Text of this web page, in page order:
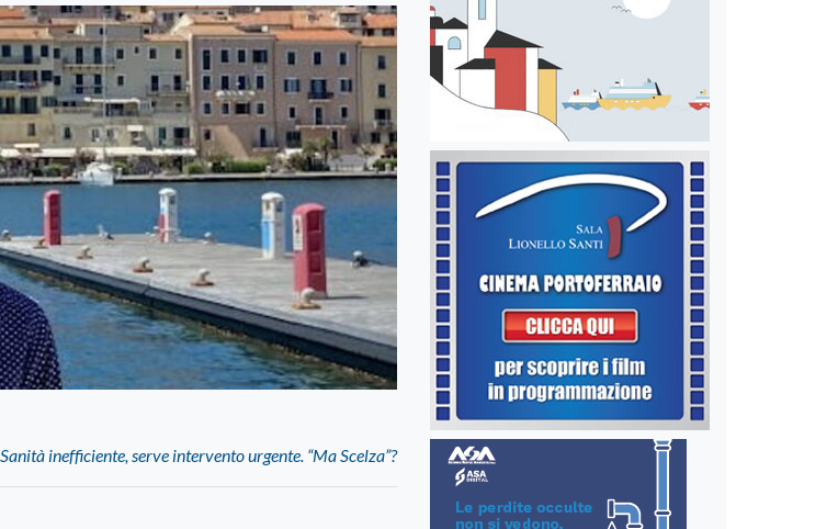
Sanità inefficiente, serve intervento urgente. “Ma Scelza”?